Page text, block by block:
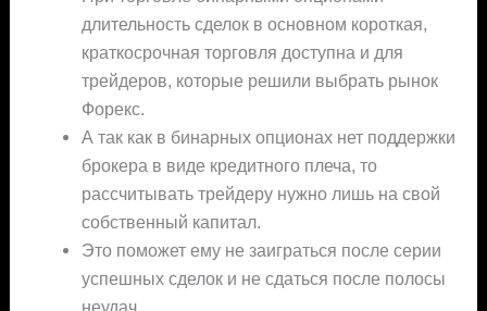
длительность сделок в основном короткая,
краткосрочная торговля доступна и для
трейдеров, которые решили выбрать рынок
Форекс.
А так как в бинарных опционах нет поддержки
брокера в виде кредитного плеча, то
рассчитывать трейдеру нужно лишь на свой
собственный капитал.
Это поможет ему не заиграться после серии
успешных сделок и не сдаться после полосы
неудач.